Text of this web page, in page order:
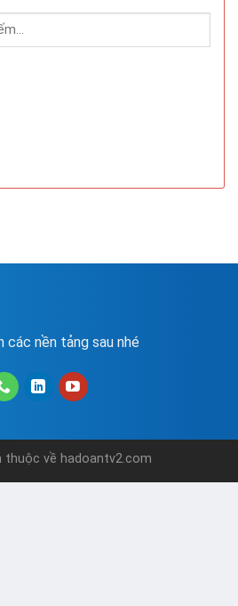
các nền tảng sau nhé
thuộc về hadoantv2.com